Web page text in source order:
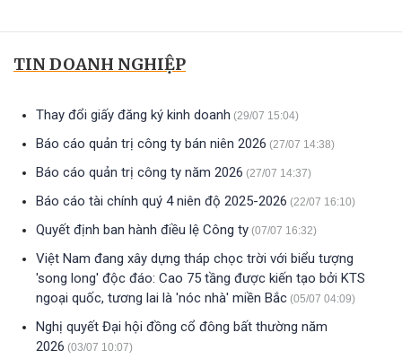
TIN DOANH NGHIỆP
Thay đổi giấy đăng ký kinh doanh (29/07 15:04)
Báo cáo quản trị công ty bán niên 2026 (27/07 14:38)
Báo cáo quản trị công ty năm 2026 (27/07 14:37)
Báo cáo tài chính quý 4 niên độ 2025-2026 (22/07 16:10)
Quyết định ban hành điều lệ Công ty (07/07 16:32)
Việt Nam đang xây dựng tháp chọc trời với biểu tượng
'song long' độc đáo: Cao 75 tầng được kiến tạo bởi KTS
ngoại quốc, tương lai là 'nóc nhà' miền Bắc (05/07 04:09)
Nghị quyết Đại hội đồng cổ đông bất thường năm
2026 (03/07 10:07)